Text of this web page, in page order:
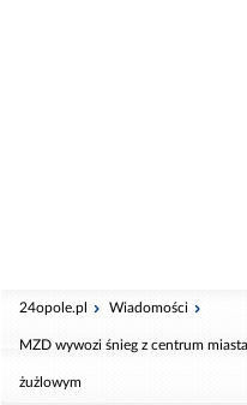
24opole.pl Wiadomości
MZD wywozi śnieg z centrum
żużlowym